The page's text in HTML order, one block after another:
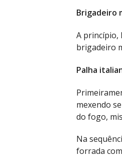
Brigadeiro
A princípio,
brigadeiro
Palha
mexendo
do fogo,
Na
forrada